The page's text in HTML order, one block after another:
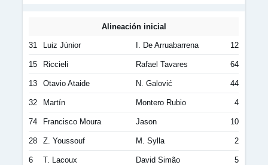
Alineación inicial
31 Luiz Júnior I. De Arruabarrena 12
15 Riccieli Rafael Tavares 64
13 Otavio Ataide N. Galović 44
32 Martín Montero Rubio 4
74 Francisco Moura Jason 10
28 Z. Youssouf M. Sylla 2
6 T. Lacoux David Simão 5